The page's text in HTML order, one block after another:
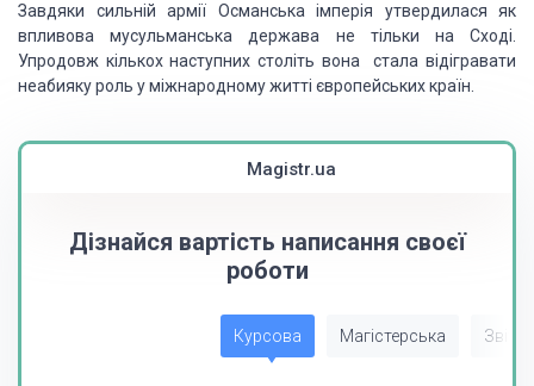
Завдяки сильній армії Османська імперія утвердилася як
впливова мусульманська держава не тільки на Сході.
Упродовж кількох наступних століть вона стала відігравати
неабияку роль у міжнародному житті європейських країн.
Magistr.ua
Дізнайся вартість написання своєї
роботи
Курсова Магістерська Звіт